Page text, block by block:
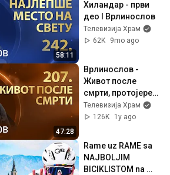
58:11
Хиландар - први
део I Врлинослов
Телевизија Храм
62K
9mo ago
47:28
Врлинослов -
Живот после
смрти, протојереј-
ставрофор проф.
др Милош Весин
Телевизија Храм
126K
1y ago
Rame uz RAME sa
NAJBOLJIM
BICIKLISTOM na